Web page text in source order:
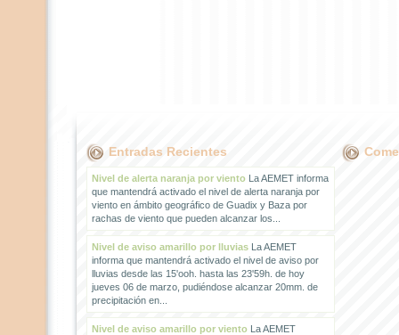
Entradas Recientes
Nivel de alerta naranja por vientoLa AEMET informa
que mantendrá activado el nivel de alerta naranja por
viento en ámbito geográfico de Guadix y Baza por
rachas de viento que pueden alcanzar los...
Nivel de aviso amarillo por lluviasLa AEMET
informa que mantendrá activado el nivel de aviso por
lluvias desde las 15'ooh. hasta las 23'59h. de hoy
jueves 06 de marzo, pudiéndose alcanzar 20mm. de
precipitación en...
Nivel de aviso amarillo por vientoLa AEMET